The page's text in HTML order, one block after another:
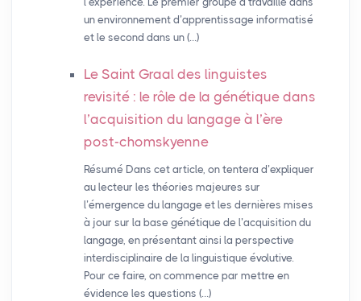
un environnement d’apprentissage informatisé
et le second dans un (…)
Le Saint Graal des linguistes
revisité : le rôle de la génétique dans
l’acquisition du langage à l’ère
post-chomskyenne
Résumé Dans cet article, on tentera d’expliquer
au lecteur les théories majeures sur
l’émergence du langage et les dernières mises
à jour sur la base génétique de l’acquisition du
langage, en présentant ainsi la perspective
interdisciplinaire de la linguistique évolutive.
Pour ce faire, on commence par mettre en
évidence les questions (…)